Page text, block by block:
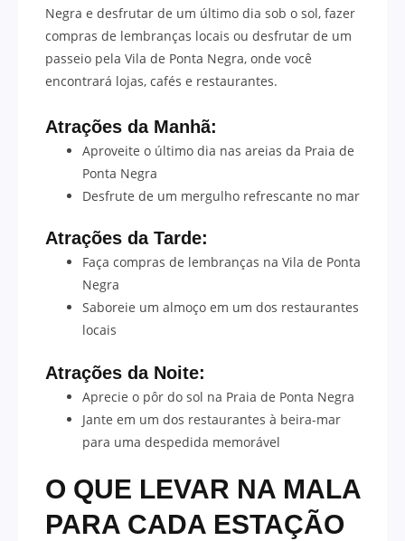
Negra e desfrutar de um último dia sob o sol, fazer
compras de lembranças locais ou desfrutar de um
passeio pela Vila de Ponta Negra, onde você
encontrará lojas, cafés e restaurantes.
Atrações da Manhã:
Aproveite o último dia nas areias da Praia de
Ponta Negra
Desfrute de um mergulho refrescante no mar
Atrações da Tarde:
Faça compras de lembranças na Vila de Ponta
Negra
Saboreie um almoço em um dos restaurantes
locais
Atrações da Noite:
Aprecie o pôr do sol na Praia de Ponta Negra
Jante em um dos restaurantes à beira-mar
para uma despedida memorável
O QUE LEVAR NA MALA
PARA CADA ESTAÇÃO